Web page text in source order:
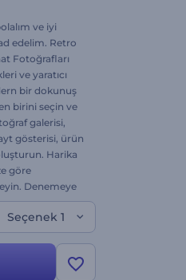
ve iyi
edelim. Retro
Fotoğrafları
ve yaratıcı
bir dokunuş
birini seçin ve
galerisi,
gösterisi, ürün
Harika
göre
Denemeye
Seçenek 1